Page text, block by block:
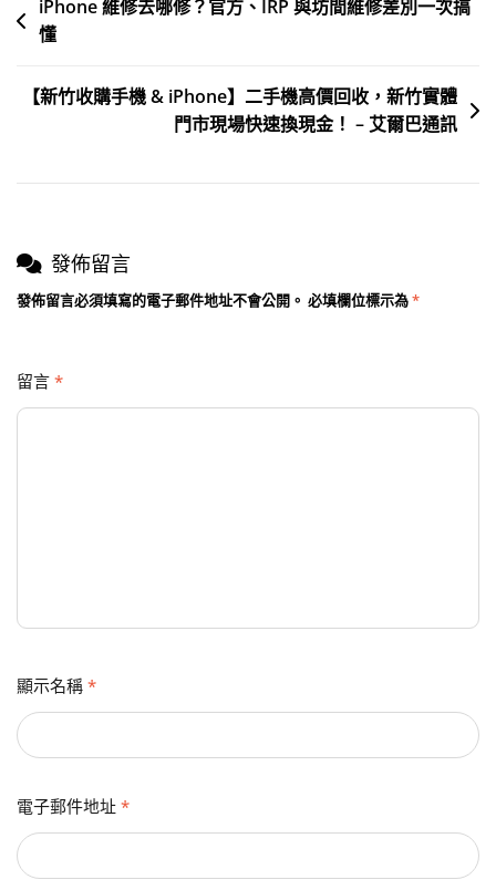
iPhone 維修去哪修？官方、IRP 與坊間維修差別一次搞
懂
【新竹收購手機 & iPhone】二手機高價回收，新竹實體
門市現場快速換現金！ – 艾爾巴通訊
發佈留言
發佈留言必須填寫的電子郵件地址不會公開。 必填欄位標示為*
留言 *
顯示名稱 *
電子郵件地址 *